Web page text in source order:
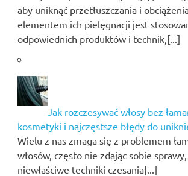
aby uniknąć przetłuszczania i
elementem ich pielęgnacji jest
odpowiednich produktów i technik,[...]
Jak rozczesywać włosy bez
kosmetyki i najczęstsze błędy do
Wielu z nas zmaga się z problemem
włosów, często nie zdając sobie
niewłaściwe techniki czesania[...]